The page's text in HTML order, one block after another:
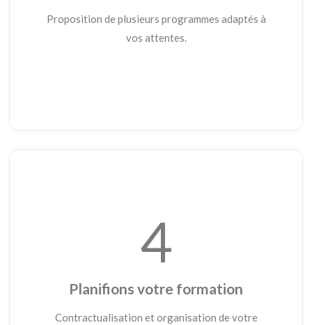
Proposition de plusieurs programmes adaptés à
vos attentes.
4
Planifions votre formation
Contractualisation et organisation de votre